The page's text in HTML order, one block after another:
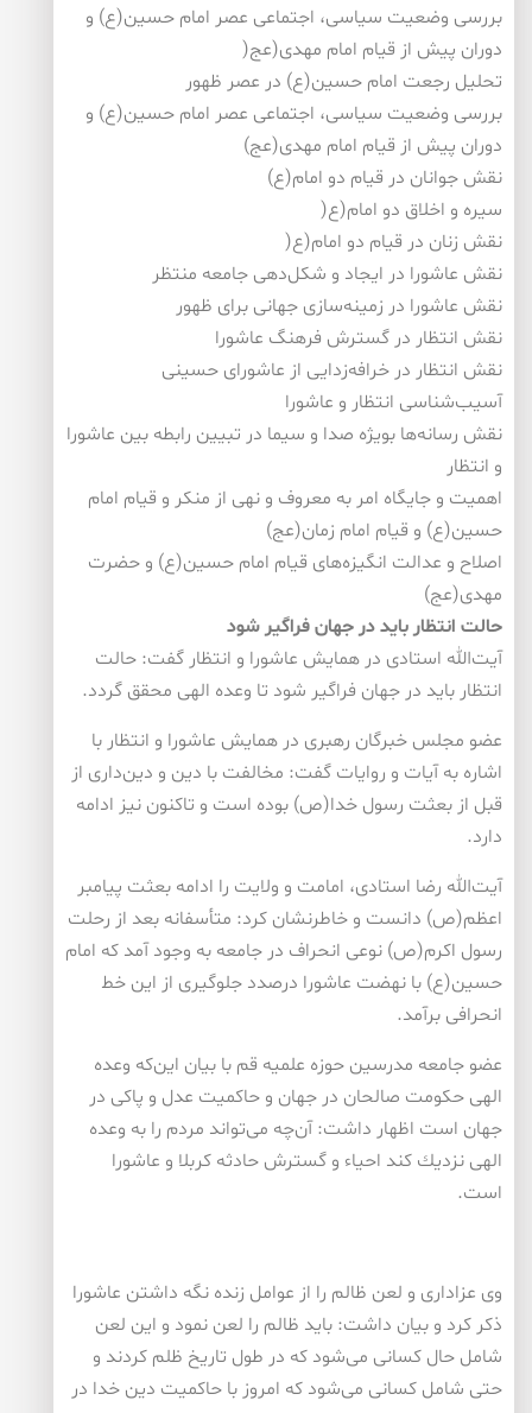
بررسی وضعیت سیاسی، اجتماعی عصر امام حسین(ع) و
دوران پیش از قیام امام مهدی(عج(
تحلیل رجعت امام حسین(ع) در عصر ظهور
بررسی وضعیت سیاسی، اجتماعی عصر امام حسین(ع) و
دوران پیش از قیام امام مهدی(عج)
نقش جوانان در قیام دو امام(ع)
سیره و اخلاق دو امام(ع(
نقش زنان در قیام دو امام(ع(
نقش عاشورا در ایجاد و شكل‌دهی جامعه منتظر
نقش عاشورا در زمینه‌سازی جهانی برای ظهور
نقش انتظار در گسترش فرهنگ عاشورا
نقش انتظار در خرافه‌زدایی از عاشورای حسینی
آسیب‌شناسی انتظار و عاشورا
نقش رسانه‌ها بویژه صدا و سیما در تبیین رابطه بین عاشورا
و انتظار
اهمیت و جایگاه امر به معروف و نهی از منكر و قیام امام
حسین(ع) و قیام امام زمان(عج)
اصلاح و عدالت انگیزه‌های قیام امام حسین(ع) و حضرت
مهدی(عج)
حالت انتظار باید در جهان فراگیر شود
آیت‌الله استادی در همایش عاشورا و انتظار گفت: حالت
انتظار باید در جهان فراگیر شود تا وعده الهی محقق گردد.
عضو مجلس خبرگان رهبری در همایش عاشورا و انتظار با
اشاره به آیات و روایات گفت: مخالفت با دین و دین‌داری از
قبل از بعثت رسول خدا(ص) بوده است و تاكنون نیز ادامه
دارد.
آیت‌الله رضا استادی، امامت و ولایت را ادامه بعثت پیامبر
اعظم(ص) دانست و خاطرنشان كرد: متأسفانه بعد از رحلت
رسول اكرم(ص) نوعی انحراف در جامعه به وجود آمد كه امام
حسین(ع) با نهضت عاشورا درصدد جلوگیری از این خط
انحرافی برآمد.
عضو جامعه مدرسین حوزه علمیه قم با بیان این‌كه وعده
الهی حكومت صالحان در جهان و حاكمیت عدل و پاكی در
جهان است اظهار داشت: آن‌چه می‌تواند مردم را به وعده
الهی نزدیك كند احیاء و گسترش حادثه كربلا و عاشورا
است.
وی عزاداری و لعن ظالم را از عوامل زنده نگه داشتن عاشورا
ذكر كرد و بیان داشت: باید ظالم را لعن نمود و این لعن
شامل حال كسانی می‌شود كه در طول تاریخ ظلم كردند و
حتی شامل كسانی می‌شود كه امروز با حاكمیت دین خدا در